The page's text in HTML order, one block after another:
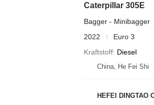
Caterpillar 305E
Bagger - Minibagger
2022
Euro 3
Kraftstoff Diesel
China, He Fei Shi
HEFEI DINGTAO